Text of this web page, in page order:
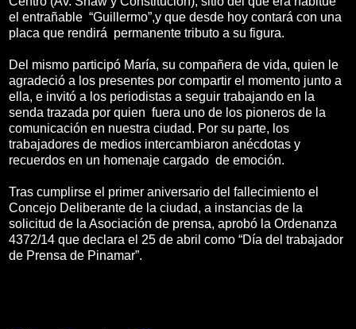
el entrañable “Guillermo”,y que desde hoy contará con una
placa que rendirá permanente tributo a su figura.
Del mismo participó María, su compañera de vida, quien le
agradeció a los presentes por compartir el momento junto a
ella, e invitó a los periodistas a seguir trabajando en la
senda trazada por quien fuera uno de los pioneros de la
comunicación en nuestra ciudad. Por su parte, los
trabajadores de medios intercambiaron anécdotas y
recuerdos en un homenaje cargado de emoción.
Tras cumplirse el primer aniversario del fallecimiento el
Concejo Deliberante de la ciudad, a instancias de la
solicitud de la Asociación de prensa, aprobó la Ordenanza
4372/14 que declara el 25 de abril como “Día del trabajador
de Prensa de Pinamar”.